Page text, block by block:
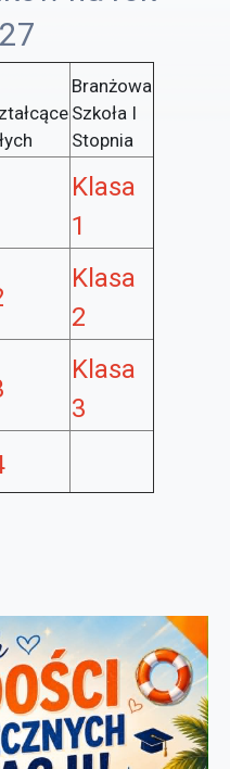
Branżowa
Szkoła I
Stopnia
Klasa
1
Klasa
2
Klasa
3